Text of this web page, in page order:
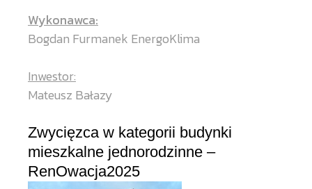
Wykonawca:
Bogdan Furmanek EnergoKlima
Inwestor:
Mateusz Bałazy
Zwycięzca w kategorii budynki
mieszkalne jednorodzinne –
RenOwacja2025